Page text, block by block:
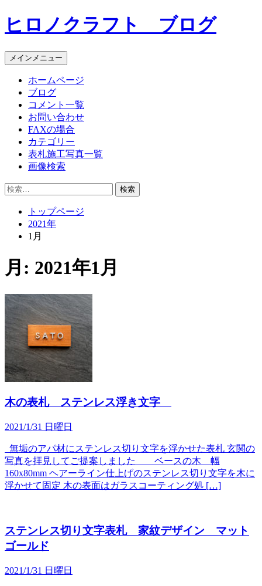
コ
ン
ン
ツ
ヒロノクラフト ブログ
メインメニュー
ホームページ
ブログ
コメント一覧
お問い合わせ
FAXの場合
カテゴリー
表札施工写真一覧
画像検索
検
トップページ
2021年
1月
月: 2021年1月
木の表札 ステンレス浮き文字
2021/1/31 日曜日
無垢のアパ材にステンレス切り文字を浮かせた表札 玄関の
写真を拝見してご提案しました ベースの木 幅
160x80mm ヘアーライン仕上げのステンレス切り文字を木に
浮かせて固定 木の表面はガラスコーティング処 […]
ステンレス切り文字表札 家紋デザイン マット
ゴールド
2021/1/31 日曜日